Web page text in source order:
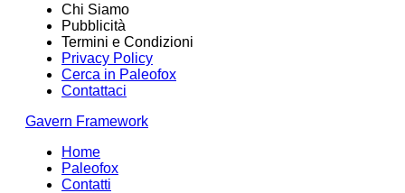
Chi Siamo
Pubblicità
Termini e Condizioni
Privacy Policy
Cerca in Paleofox
Contattaci
Gavern Framework
Home
Paleofox
Contatti